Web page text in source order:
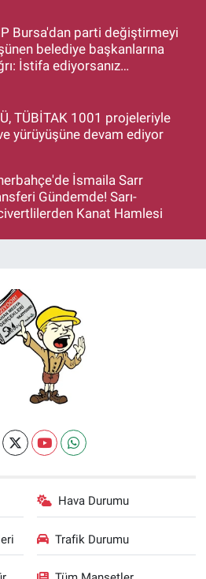
Bursa'dan parti değiştirmeyi
belediye başkanlarına
İstifa ediyorsanız
TÜBİTAK 1001 projeleriyle
yürüyüşüne devam ediyor
İsmaila Sarr
Gündemde! Sarı-
Kanat Hamlesi
Hava Durumu
Trafik Durumu